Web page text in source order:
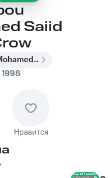
Saiid
Nidaa Abou Mrad, Mohamed Saiid Chami
1998
Нравится